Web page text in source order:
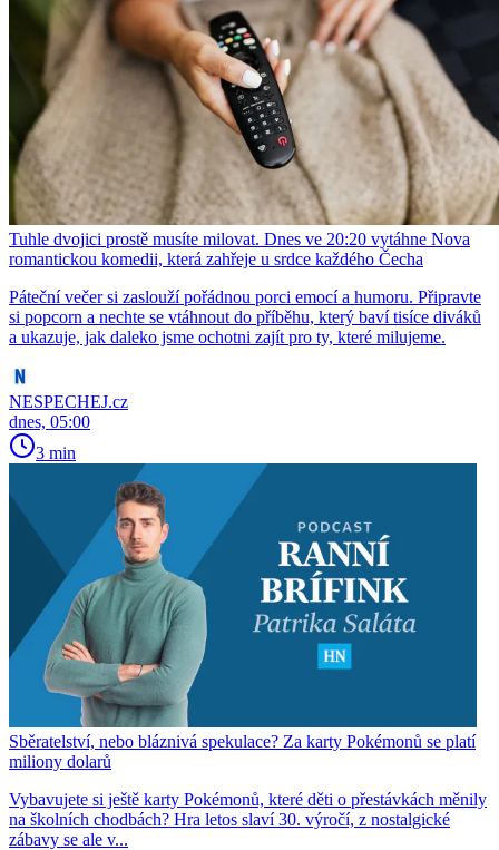
Tuhle dvojici prostě musíte milovat. Dnes ve 20:20 vytáhne Nova
romantickou komedii, která zahřeje u srdce každého Čecha
Páteční večer si zaslouží pořádnou porci emocí a humoru. Připravte
si popcorn a nechte se vtáhnout do příběhu, který baví tisíce diváků
a ukazuje, jak daleko jsme ochotni zajít pro ty, které milujeme.
NESPECHEJ.cz
dnes, 05:00
3 min
Sběratelství, nebo bláznivá spekulace? Za karty Pokémonů se platí
miliony dolarů
Vybavujete si ještě karty Pokémonů, které děti o přestávkách měnily
na školních chodbách? Hra letos slaví 30. výročí, z nostalgické
zábavy se ale v...